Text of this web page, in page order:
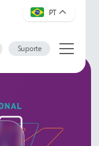
PT
Suporte